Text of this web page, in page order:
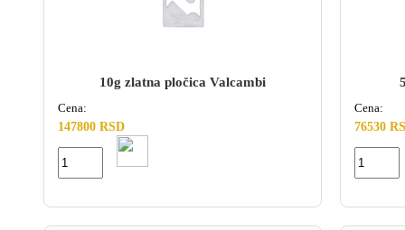
10g zlatna pločica Valcambi
Cena:
147800 RSD
Cena:
76530